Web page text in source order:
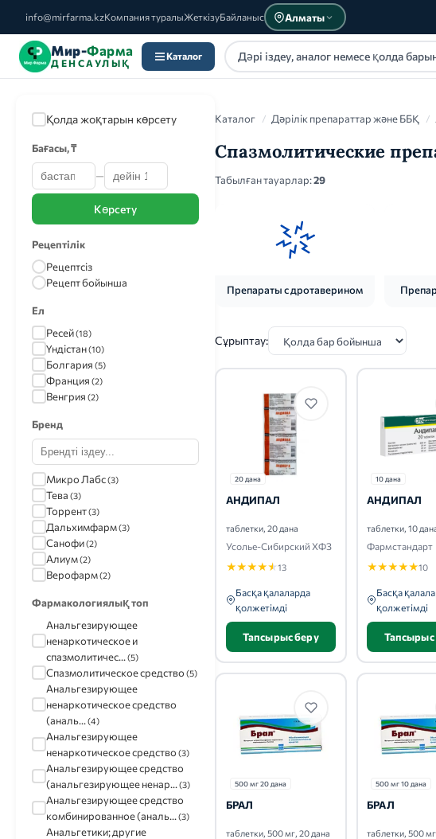
info@mirfarma.kzКомпания туралыЖеткізуБайланыс Алматы
Мир-Фарма
ДЕНСАУЛЫҚ
Каталог
Каталог
Қолда жоқтарын көрсету
Бағасы, ₸
—
Көрсету
Рецептілік
Рецептсіз
Рецепт бойынша
Ел
Ресей(18)
Үндістан(10)
Болгария (5)
Франция (2)
Венгрия (2)
Бренд
Микро Лабс(3)
Тева (3)
Торрент(3)
Дальхимфарм(3)
Санофи(2)
Алиум(2)
Верофарм(2)
Фармакологиялық топ
Анальгезирующее
ненаркотическое и
спазмолитичес... (5)
Спазмолитическое средство (5)
Анальгезирующее
ненаркотическое средство
(аналь... (4)
Анальгезирующее
ненаркотическое средство (3)
Анальгезирующее средство
(анальгезирующее ненар... (3)
Анальгезирующее средство
комбинированное (аналь... (3)
Анальгетики; другие
Каталог / Дәрілік препараттар және ББҚ /
Спазмолитические
Табылған тауарлар:29
Препараты с дротаверином
Сұрыптау:
20 дана
АНДИПАЛ
таблетки, 20 дана
Усолье-Сибирский ХФЗ
★★★★★13
Басқа қалаларда
қолжетімді
Тапсырыс беру
10 дана
АНДИПАЛ
таблетки, 10
Фармстандарт
★★★★★10
Басқа
қолжетімді
Тапсырыс
500 мг 20 дана
БРАЛ
таблетки, 500 мг, 20 дана
500 мг 10 дана
БРАЛ
таблетки, 500